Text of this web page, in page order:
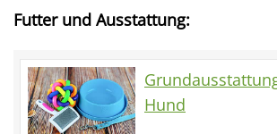
Futter und Ausstattung:
Hund